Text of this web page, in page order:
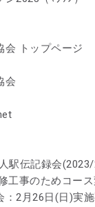
会 トップページ
会
駅伝記録会
工事のためコー
：2月26日(日)実